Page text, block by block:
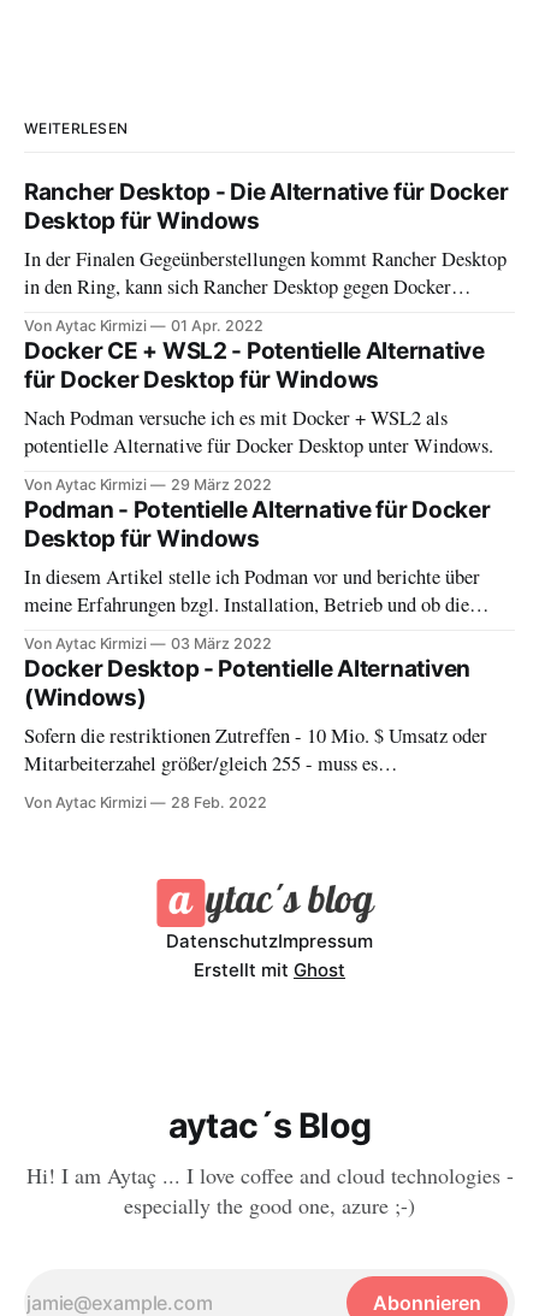
WEITERLESEN
Rancher Desktop - Die Alternative für Docker
Desktop für Windows
In der Finalen Gegeünberstellungen kommt Rancher Desktop
in den Ring, kann sich Rancher Desktop gegen Docker
Desktop behaupten?
Von Aytac Kirmizi 01 Apr. 2022
Docker CE + WSL2 - Potentielle Alternative
für Docker Desktop für Windows
Nach Podman versuche ich es mit Docker + WSL2 als
potentielle Alternative für Docker Desktop unter Windows.
Von Aytac Kirmizi 29 März 2022
Podman - Potentielle Alternative für Docker
Desktop für Windows
In diesem Artikel stelle ich Podman vor und berichte über
meine Erfahrungen bzgl. Installation, Betrieb und ob die
Lösung Minikube + Podman für mich Docker Desktop für
Windows verbannen konnte.
Von Aytac Kirmizi 03 März 2022
Docker Desktop - Potentielle Alternativen
(Windows)
Sofern die restriktionen Zutreffen - 10 Mio. $ Umsatz oder
Mitarbeiterzahel größer/gleich 255 - muss es
lizenziert/abonniert werden. In "Docker Desktop - Potentielle
Alternativen" gehe ich auf genau diese Thematik ein. In
Ansprüche vorstellen.
Von Aytac Kirmizi 28 Feb. 2022
DatenschutzImpressum
Erstellt mit Ghost
aytac´s Blog
Hi! I am Aytaç ... I love coffee and cloud technologies -
especially the good one, azure ;-)
Abonnieren